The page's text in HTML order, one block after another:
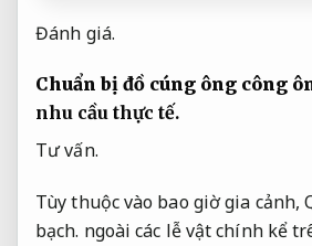
Đánh giá.
Chuẩn bị đồ cúng ông công
nhu cầu thực tế.
Tư vấn.
Tùy thuộc vào bao giờ gia cảnh,
bạch. ngoài các lễ vật chính kể